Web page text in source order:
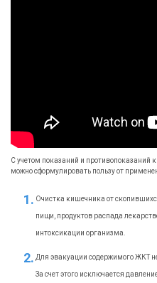
С учетом показаний и противопоказаний
можно сформулировать пользу от
Очистка кишечника от
пищи, продуктов распада
интоксикации организма.
Для эвакуации содержимого ЖКТ
За счет этого исключается